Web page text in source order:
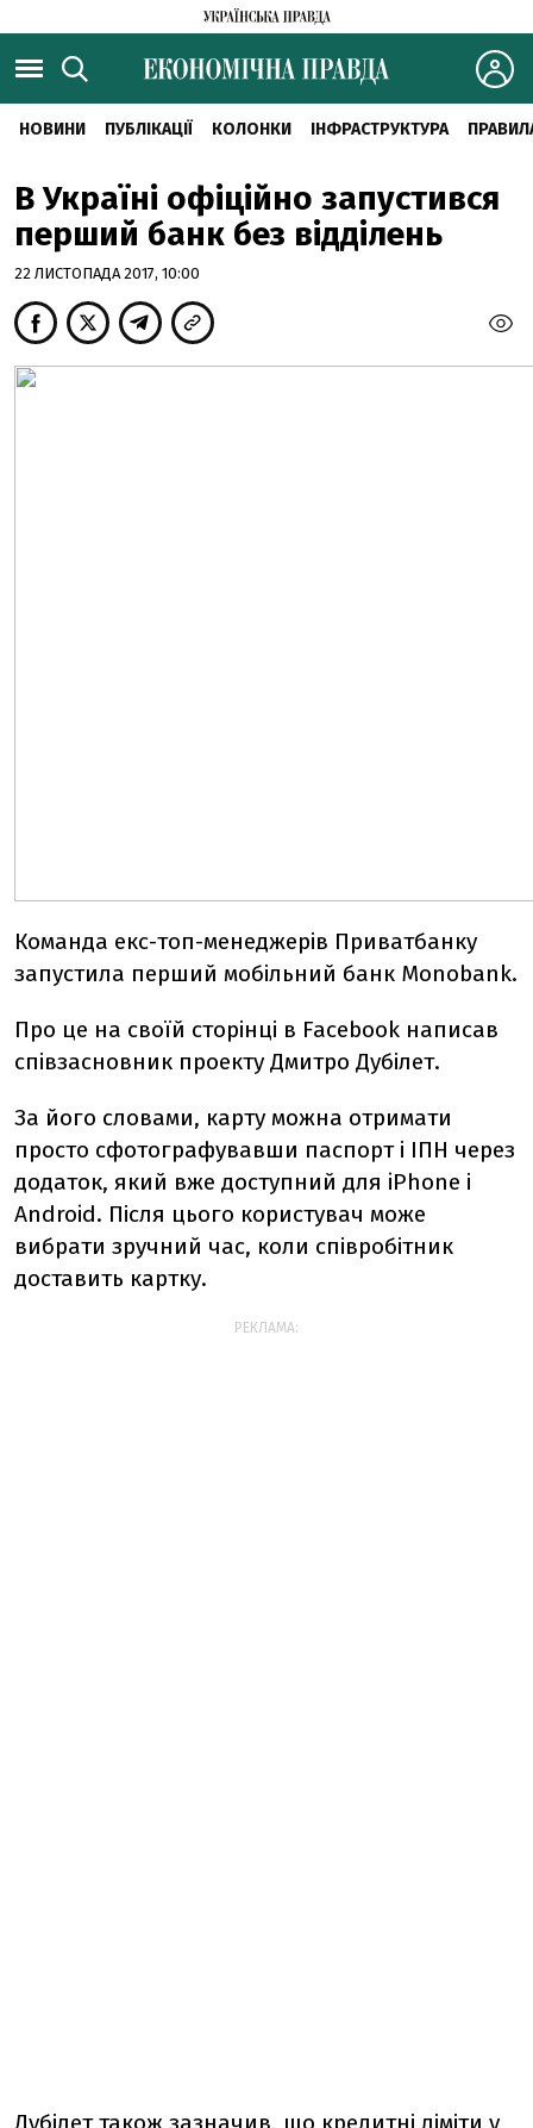
НОВИНИ ПУБЛІКАЦІЇ КОЛОНКИ ІНФРАСТРУКТУРА
В Україні офіційно запустився
перший банк без відділень
22 ЛИСТОПАДА 2017, 10:00
Команда екс-топ-менеджерів Приватбанку
запустила перший мобільний банк Monobank.
Про це на своїй сторінці в Facebook написав
співзасновник проекту Дмитро Дубілет.
За його словами, карту можна отримати
просто сфотографувавши паспорт і ІПН через
додаток, який вже доступний для iPhone і
Android. Після цього користувач може
вибрати зручний час, коли співробітник
доставить картку.
РЕКЛАМА: